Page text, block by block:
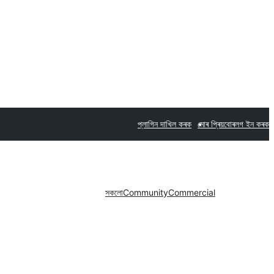
প্লাগিন দাখিল কৰক মোৰ প্ৰিয়বোৰলগ ইন কৰক
সকলোCommunityCommercial